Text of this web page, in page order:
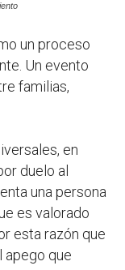
un proceso
Un evento
familias,
en
duelo al
una persona
es valorado
esta razón que
apego que